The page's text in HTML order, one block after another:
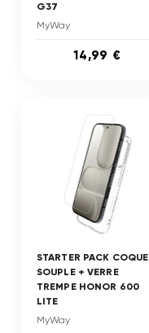
G37
MyWay
14,99 €
STARTER PACK COQUE
SOUPLE + VERRE
TREMPE HONOR 600
LITE
MyWay